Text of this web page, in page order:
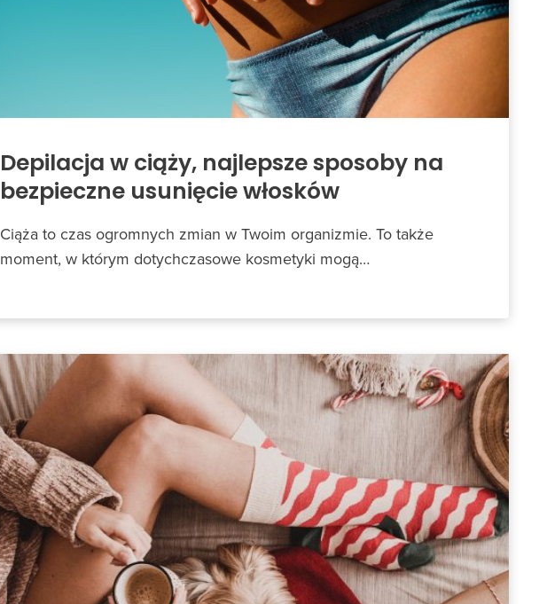
Depilacja w ciąży, najlepsze sposoby na
bezpieczne usunięcie włosków
Ciąża to czas ogromnych zmian w Twoim organizmie. To także
moment, w którym dotychczasowe kosmetyki mogą…